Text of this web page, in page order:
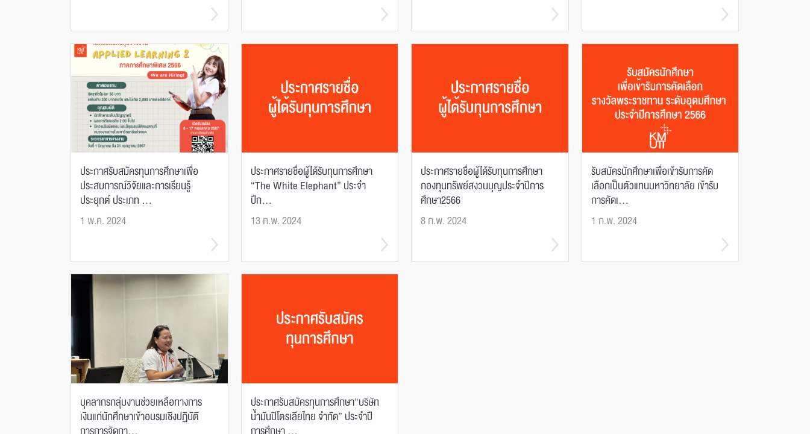
ประกาศรับสมัครทุนการศึกษาเพื่อ
ประสบการณ์วิจัยและการเรียนรู้
ประยุกต์ ประเภท ...
1 พ.ค. 2024
ประกาศรายชื่อผู้ได้รับทุนการศึกษา
“The White Elephant” ประจำ
ปีก...
13 ก.พ. 2024
ประกาศรายชื่อผู้ได้รับทุนการศึกษา
กองทุนทรัพย์สงวนบุญประจำปีการ
ศึกษา2566
8 ก.พ. 2024
รับสมัครนักศึกษาเพื่อเข้ารับการคัด
เลือกเป็นตัวแทนมหาวิทยาลัย เข้ารับ
การคัดเ...
1 ก.พ. 2024
บุคลากรกลุ่มงานช่วยเหลือทางการ
เงินแก่นักศึกษาเข้าอบรมเชิงปฏิบัติ
ประกาศรับสมัครทุนการศึกษา“บริษัท
น้ำมันปิโตรเลียไทย จำกัด” ประจำปี